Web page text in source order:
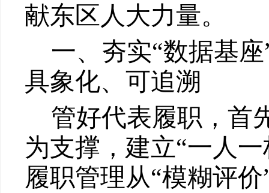
献东区人大力量。
一、 夯实“数据基
具象化、可追溯
管好代表履职，首
为支撑，建立“一人
履职管理从“模糊评